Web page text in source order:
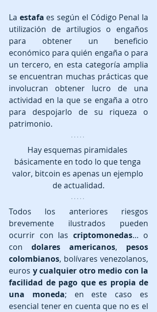
La estafa es según el Código Penal la
utilización de artilugios o engaños
para obtener un beneficio
económico para quién engaña o para
un tercero, en esta categoría amplia
se encuentran muchas prácticas que
involucran obtener lucro de una
actividad en la que se engaña a otro
para despojarlo de su riqueza o
patrimonio.
Hay esquemas piramidales
básicamente en todo lo que tenga
valor, bitcoin es apenas un ejemplo
de actualidad.
Todos los anteriores riesgos
brevemente ilustrados pueden
ocurrir con las criptomonedas… o
con dolares americanos, pesos
colombianos, bolívares venezolanos,
euros y cualquier otro medio con la
facilidad de pago que es propia de
una moneda; en este caso es
esencial tener en cuenta que no es el